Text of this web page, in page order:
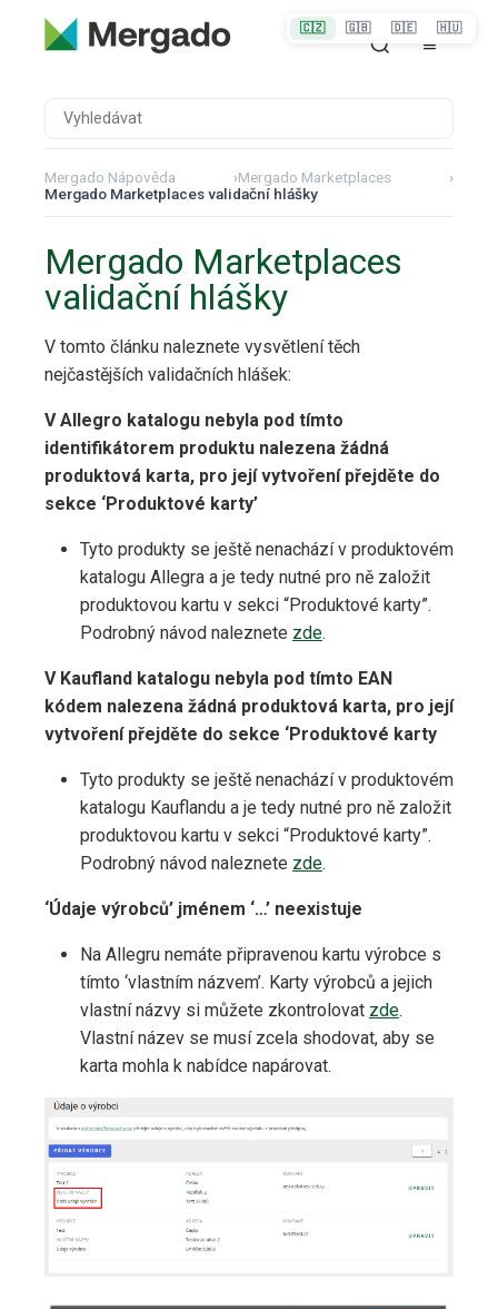
Mergado Nápověda ›Mergado Marketplaces
›
Mergado Marketplaces validační hlášky
Mergado Marketplaces
validační hlášky
V tomto článku naleznete vysvětlení těch
nejčastějších validačních hlášek:
V Allegro katalogu nebyla pod tímto
identifikátorem produktu nalezena žádná
produktová karta, pro její vytvoření přejděte do
sekce ‘Produktové karty’
Tyto produkty se ještě nenachází v produktovém
katalogu Allegra a je tedy nutné pro ně založit
produktovou kartu v sekci “Produktové karty”.
Podrobný návod naleznete zde.
V Kaufland katalogu nebyla pod tímto EAN
kódem nalezena žádná produktová karta, pro její
vytvoření přejděte do sekce ‘Produktové karty
Tyto produkty se ještě nenachází v produktovém
katalogu Kauflandu a je tedy nutné pro ně založit
produktovou kartu v sekci “Produktové karty”.
Podrobný návod naleznete zde.
‘Údaje výrobců’ jménem ‘…’ neexistuje
Na Allegru nemáte připravenou kartu výrobce s
tímto ‘vlastním názvem’. Karty výrobců a jejich
vlastní názvy si můžete zkontrolovat zde.
Vlastní název se musí zcela shodovat, aby se
karta mohla k nabídce napárovat.
🇨🇿 🇬🇧 🇩🇪 🇭🇺